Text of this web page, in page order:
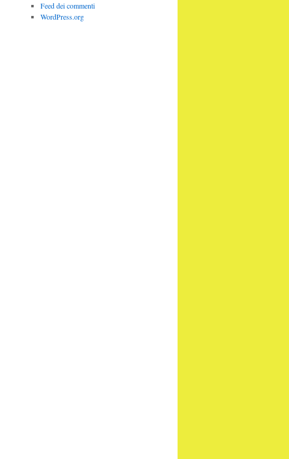
Feed dei commenti
WordPress.org